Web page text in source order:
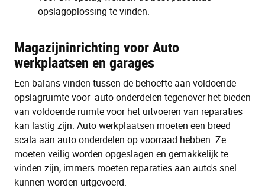
opslagoplossing te vinden.
Magazijninrichting voor Auto
werkplaatsen en garages
Een balans vinden tussen de behoefte aan voldoende
opslagruimte voor auto onderdelen tegenover het bieden
van voldoende ruimte voor het uitvoeren van reparaties
kan lastig zijn. Auto werkplaatsen moeten een breed
scala aan auto onderdelen op voorraad hebben. Ze
moeten veilig worden opgeslagen en gemakkelijk te
vinden zijn, immers moeten reparaties aan auto's snel
kunnen worden uitgevoerd.